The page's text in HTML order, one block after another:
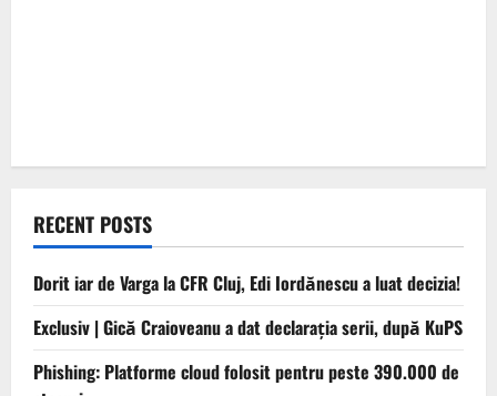
RECENT POSTS
Dorit iar de Varga la CFR Cluj, Edi Iordănescu a luat decizia!
Exclusiv | Gică Craioveanu a dat declarația serii, după KuPS
Phishing: Platforme cloud folosit pentru peste 390.000 de